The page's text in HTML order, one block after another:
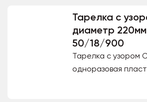
Тарелка с
диаметр
50/18/900
Тарелка с узором
одноразовая